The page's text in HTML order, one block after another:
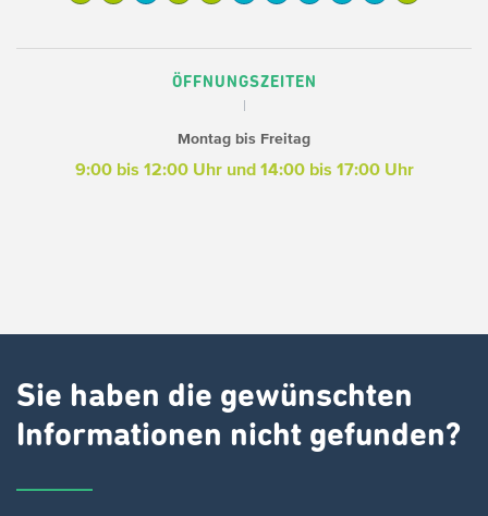
ÖFFNUNGSZEITEN
Montag bis Freitag
9:00 bis 12:00 Uhr und 14:00 bis 17:00 Uhr
Sie haben die gewünschten
Informationen nicht gefunden?